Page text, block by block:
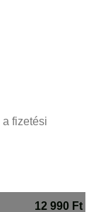
fizetési